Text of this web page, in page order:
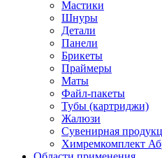
Мастики
Шнуры
Детали
Панели
Брикеты
Праймеры
Маты
Файл-пакеты
Тубы (картриджи)
Жалюзи
Сувенирная
Химремкомплект